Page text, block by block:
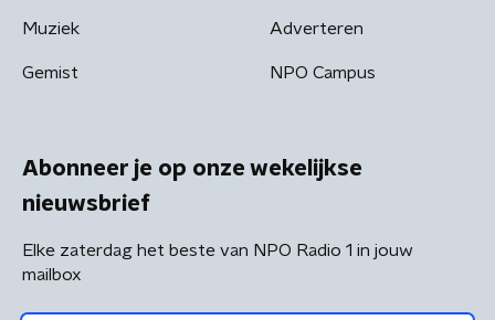
Muziek
Gemist
Adverteren
NPO Campus
Abonneer je op onze wekelijkse
nieuwsbrief
Elke zaterdag het beste van NPO Radio 1 in jouw
mailbox